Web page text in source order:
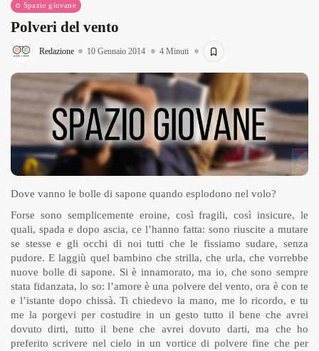
Spazio giovane
Polveri del vento
Redazione 10 Gennaio 2014 4 Minuti
Dove vanno le bolle di sapone quando esplodono nel volo?
Forse sono semplicemente eroine, così fragili, così insicure, le
quali, spada e dopo ascia, ce l’hanno fatta: sono riuscite a mutare
se stesse e gli occhi di noi tutti che le fissiamo sudare, senza
pudore. E laggiù quel bambino che strilla, che urla, che vorrebbe
nuove bolle di sapone. Si è innamorato, ma io, che sono sempre
stata fidanzata, lo so: l’amore è una polvere del vento, ora è con te
e l’istante dopo chissà. Ti chiedevo la mano, me lo ricordo, e tu
me la porgevi per costudire in un gesto tutto il bene che avrei
dovuto dirti, tutto il bene che avrei dovuto darti, ma che ho
preferito scrivere nel cielo in un vortice di polvere fine che per